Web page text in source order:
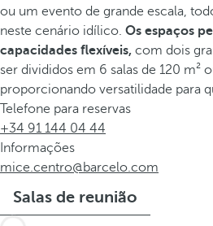
ou um evento de grande escala,
neste cenário idílico. Os espaços
capacidades flexíveis, com dois
ser divididos em 6 salas de 120 m²
proporcionando versatilidade para
Telefone para reservas
+34 91 144 04 44
Informações
mice.centro@barcelo.com
Salas de reunião